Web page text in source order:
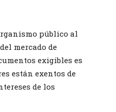
público al
mercado de
exigibles es
están exentos de
de los